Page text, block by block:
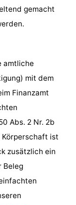
gemacht
amtliche
mit dem
Finanzamt
Abs. 2 Nr. 2b
Körperschaft ist
zusätzlich ein
Beleg